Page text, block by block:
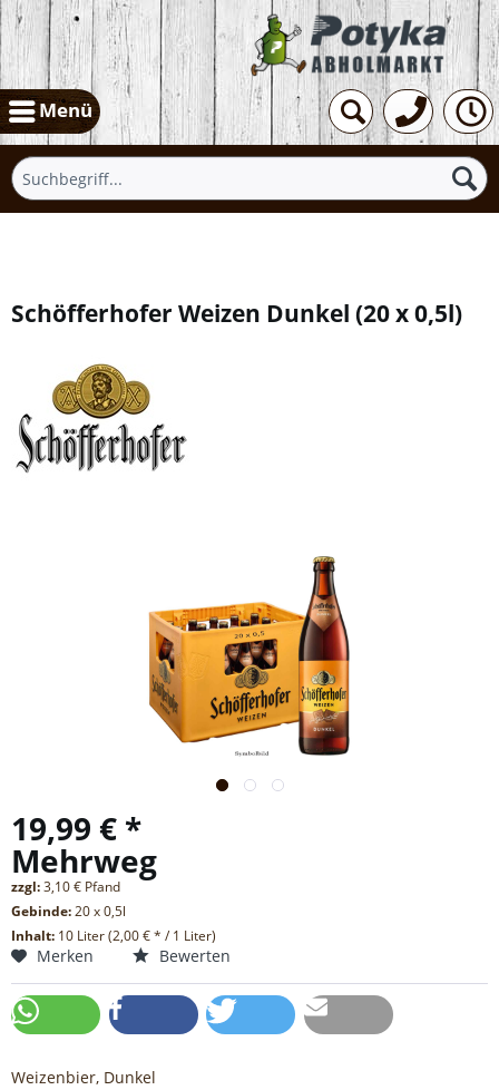
Menü
Schöfferhofer Weizen Dunkel (20 x 0,5l)
19,99 € *
Mehrweg
zzgl:3,10 € Pfand
Gebinde:20 x 0,5l
Inhalt: 10 Liter (2,00 € * / 1 Liter)
Merken Bewerten
Weizenbier, Dunkel